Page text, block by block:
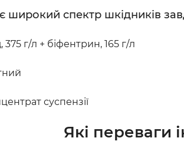
широкий спектр шкідників
375 г/л + біфентрин, 165 г/л
суспензії
Які переваги